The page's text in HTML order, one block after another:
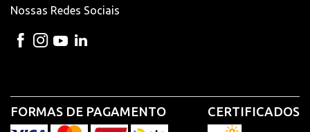
Nossas Redes Sociais
FORMAS DE PAGAMENTO CERTIFICADOS